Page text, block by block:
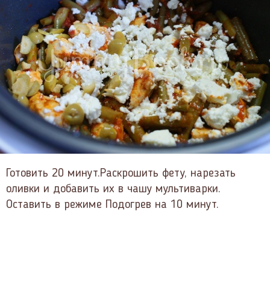
Готовить 20 минут.Раскрошить фету, нарезать
оливки и добавить их в чашу мультиварки.
Оставить в режиме Подогрев на 10 минут.